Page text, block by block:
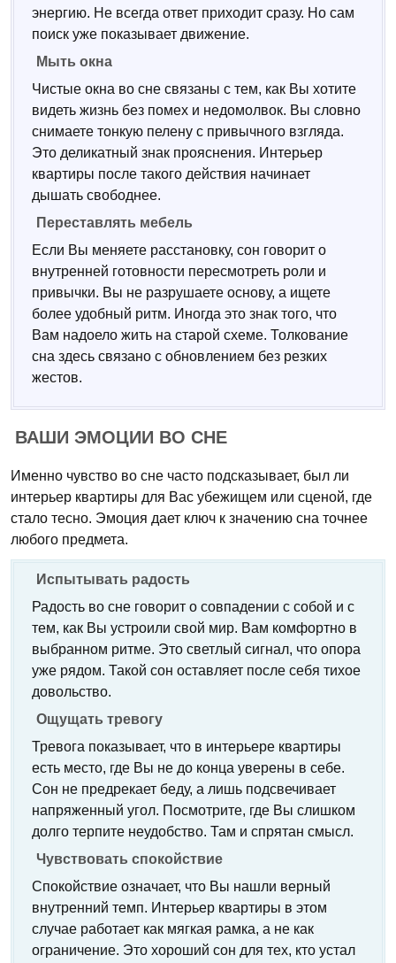
энергию. Не всегда ответ приходит сразу. Но сам
поиск уже показывает движение.
Мыть окна
Чистые окна во сне связаны с тем, как Вы хотите
видеть жизнь без помех и недомолвок. Вы словно
снимаете тонкую пелену с привычного взгляда.
Это деликатный знак прояснения. Интерьер
квартиры после такого действия начинает
дышать свободнее.
Переставлять мебель
Если Вы меняете расстановку, сон говорит о
внутренней готовности пересмотреть роли и
привычки. Вы не разрушаете основу, а ищете
более удобный ритм. Иногда это знак того, что
Вам надоело жить на старой схеме. Толкование
сна здесь связано с обновлением без резких
жестов.
ВАШИ ЭМОЦИИ ВО СНЕ
Именно чувство во сне часто подсказывает, был ли
интерьер квартиры для Вас убежищем или сценой, где
стало тесно. Эмоция дает ключ к значению сна точнее
любого предмета.
Испытывать радость
Радость во сне говорит о совпадении с собой и с
тем, как Вы устроили свой мир. Вам комфортно в
выбранном ритме. Это светлый сигнал, что опора
уже рядом. Такой сон оставляет после себя тихое
довольство.
Ощущать тревогу
Тревога показывает, что в интерьере квартиры
есть место, где Вы не до конца уверены в себе.
Сон не предрекает беду, а лишь подсвечивает
напряженный угол. Посмотрите, где Вы слишком
долго терпите неудобство. Там и спрятан смысл.
Чувствовать спокойствие
Спокойствие означает, что Вы нашли верный
внутренний темп. Интерьер квартиры в этом
случае работает как мягкая рамка, а не как
ограничение. Это хороший сон для тех, кто устал